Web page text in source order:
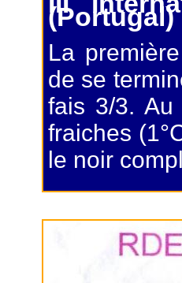
(Portugal)
La
de se
fais 3/3.
fraiches
le noir